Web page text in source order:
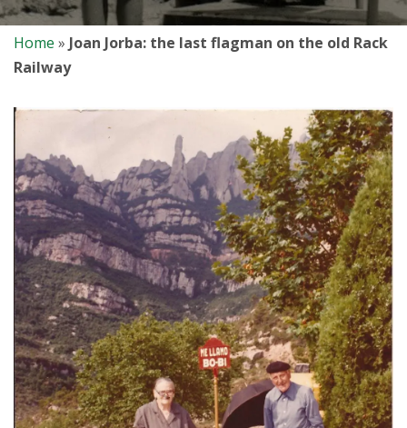
Home » Joan Jorba: the last flagman on the old Rack
Railway